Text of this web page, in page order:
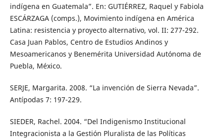
indígena en Guatemala”. En: GUTIÉRREZ, Raquel y Fabiola
ESCÁRZAGA (comps.), Movimiento indígena en América
Latina: resistencia y proyecto alternativo, vol. II: 277-292.
Casa Juan Pablos, Centro de Estudios Andinos y
Mesoamericanos y Benemérita Universidad Autónoma de
Puebla, México.
SERJE, Margarita. 2008. “La invención de Sierra Nevada”.
Antípodas 7: 197-229.
SIEDER, Rachel. 2004. “Del Indigenismo Institucional
Integracionista a la Gestión Pluralista de las Políticas